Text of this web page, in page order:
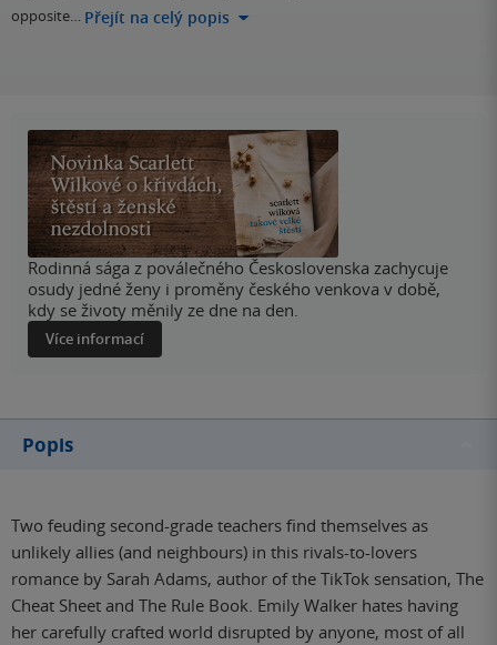
opposite… Přejít na celý popis
Rodinná sága z poválečného Československa zachycuje
osudy jedné ženy i proměny českého venkova v době,
kdy se životy měnily ze dne na den.
Více informací
Popis
Two feuding second-grade teachers find themselves as
unlikely allies (and neighbours) in this rivals-to-lovers
romance by Sarah Adams, author of the TikTok sensation, The
Cheat Sheet and The Rule Book. Emily Walker hates having
her carefully crafted world disrupted by anyone, most of all